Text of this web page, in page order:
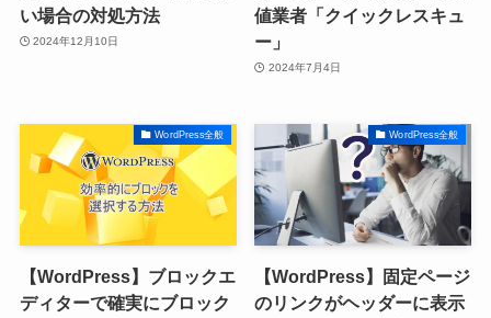
い場合の対処方法
2024年12月10日
値業者「クイックレスキュ
ー」
2024年7月4日
WordPress全般
【WordPress】ブロックエ
ディターで確実にブロック
WordPress全般
【WordPress】固定ページ
のリンクがヘッダーに表示